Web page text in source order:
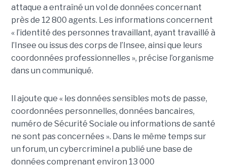
attaque a entraîné un vol de données concernant
près de 12 800 agents. Les informations concernent
« l’identité des personnes travaillant, ayant travaillé à
l’Insee ou issus des corps de l’Insee, ainsi que leurs
coordonnées professionnelles », précise l’organisme
dans un communiqué.
Il ajoute que « les données sensibles mots de passe,
coordonnées personnelles, données bancaires,
numéro de Sécurité Sociale ou informations de santé
ne sont pas concernées ». Dans le même temps sur
un forum, un cybercriminel a publié une base de
données comprenant environ 13 000